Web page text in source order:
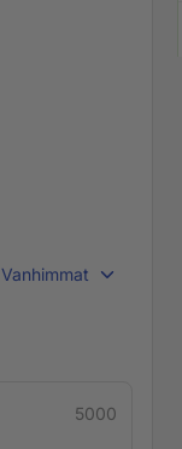
Vanhimmat
5000